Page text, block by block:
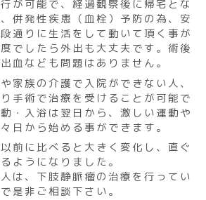
が可能で、経過観察後に帰宅とな
併発性疾患（血栓）予防の為、安
通りに生活をして動いて頂く事が
でしたら外出も大丈夫です。術後
血なども問題はありません。
家族の介護で入院ができない人、
手術で治療を受けることが可能で
・入浴は翌日から、激しい運動や
日から始める事ができます。
前に比べると大きく変化し、直ぐ
ようになりました。
は、下肢静脈瘤の治療を行ってい
是非ご相談下さい。